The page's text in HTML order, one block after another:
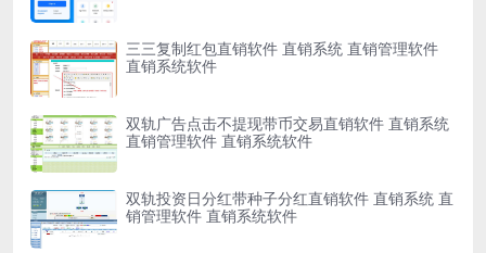
三三复制红包直销软件 直销系统 直销管理软件
直销系统软件
双轨广告点击不提现带币交易直销软件 直销系统
直销管理软件 直销系统软件
双轨投资日分红带种子分红直销软件 直销系统 直
销管理软件 直销系统软件